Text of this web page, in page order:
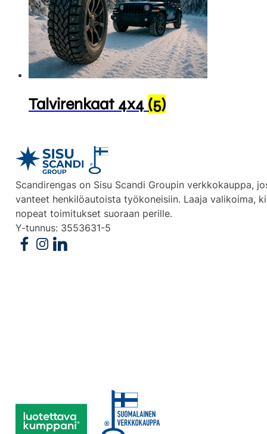
Talvirenkaat 4x4 (5)
Scandirengas on Sisu Scandi Groupin verkkokauppa,
vanteet henkilöautoista työkoneisiin. Laaja valikoima,
nopeat toimitukset suoraan perille.
Y-tunnus: 3553631-5
Follow us on Facebook
Follow us on Instagram
Follow us on Linkedin